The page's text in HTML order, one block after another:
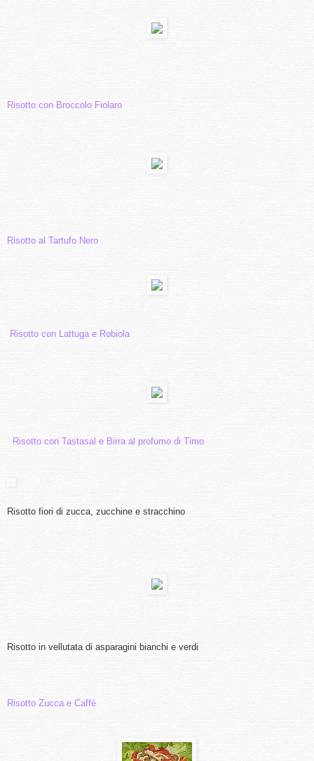
Risotto con Broccolo Fiolaro
Risotto al Tartufo Nero
Risotto con Lattuga e Robiola
Risotto con Tastasal e Birra al profumo di Timo
Risotto fiori di zucca, zucchine e stracchino
Risotto in vellutata di asparagini bianchi e verdi
Risotto Zucca e Caffè